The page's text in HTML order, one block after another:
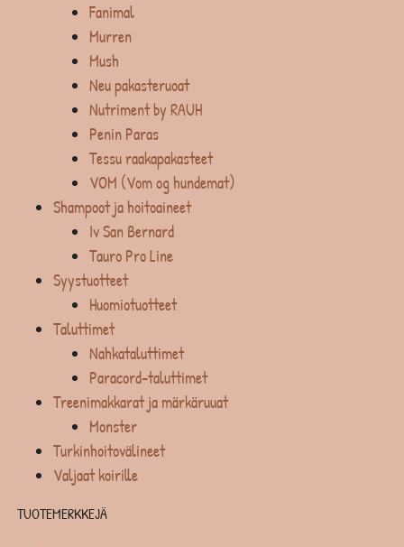
Fanimal
Murren
Mush
Neu pakasteruoat
Nutriment by RAUH
Penin Paras
Tessu raakapakasteet
VOM (Vom og hundemat)
Shampoot ja hoitoaineet
Iv San Bernard
Tauro Pro Line
Syystuotteet
Huomiotuotteet
Taluttimet
Nahkataluttimet
Paracord-taluttimet
Treenimakkarat ja märkäruuat
Monster
Turkinhoitovälineet
Valjaat koirille
TUOTEMERKKEJÄ